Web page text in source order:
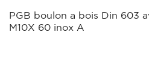
PGB boulon a bois Din 603
M10X 60 inox A